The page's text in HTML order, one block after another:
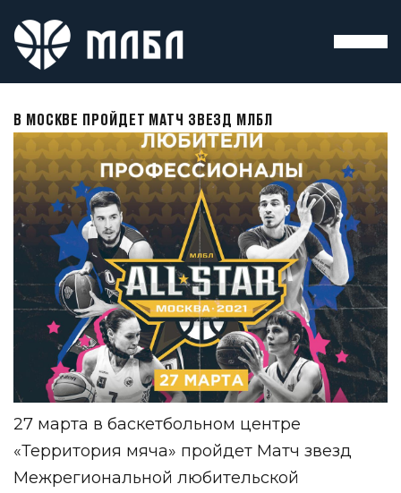
В МОСКВЕ ПРОЙДЕТ МАТЧ ЗВЕЗД МЛБЛ
27 марта в баскетбольном центре
«Территория мяча» пройдет Матч звезд
Межрегиональной любительской